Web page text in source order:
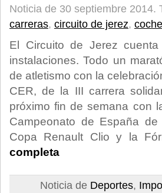
Noticia de 30 septiembre 2014.
carreras, circuito de jerez,
El Circuito de Jerez
instalaciones. Todo un
de atletismo con la
CER, de la III carrera
próximo fin de semana con
Campeonato de España
Copa Renault Clio y la
completa
Noticia de Deportes,